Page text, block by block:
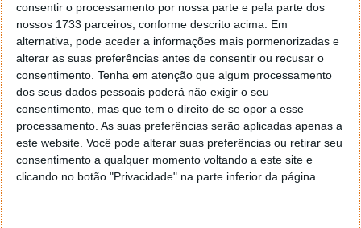
consentir o processamento por nossa parte e pela parte dos
nossos 1733 parceiros, conforme descrito acima. Em
alternativa, pode aceder a informações mais pormenorizadas e
alterar as suas preferências antes de consentir ou recusar o
consentimento. Tenha em atenção que algum processamento
dos seus dados pessoais poderá não exigir o seu
consentimento, mas que tem o direito de se opor a esse
processamento. As suas preferências serão aplicadas apenas a
este website. Você pode alterar suas preferências ou retirar seu
consentimento a qualquer momento voltando a este site e
clicando no botão "Privacidade" na parte inferior da página.
ficam assima atualizados e com todas as novidades
criadas recentemente.
Este artigo tem mais de um ano
Acompanhe o Pplware no Google Notícias